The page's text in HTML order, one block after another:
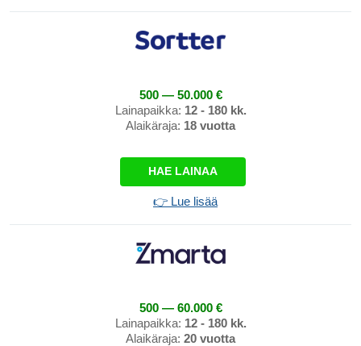
500 — 50.000 €
Lainapaikka: 12 - 180 kk.
Alaikäraja: 18 vuotta
HAE LAINAA
👉 Lue lisää
500 — 60.000 €
Lainapaikka: 12 - 180 kk.
Alaikäraja: 20 vuotta